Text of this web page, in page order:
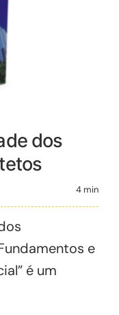
dos
4 min
e
é um